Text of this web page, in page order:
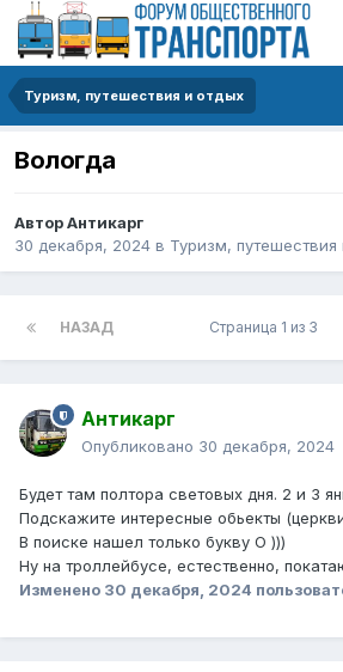
Туризм, путешествия и отдых
Вологда
АвторАнтикарг
30 декабря, 2024 в Туризм, путешествия
НАЗАД Страница 1 из 3
Антикарг
Опубликовано 30 декабря, 2024
Будет там полтора световых дня. 2 и 3
Подскажите интересные обьекты
В поиске нашел только букву О )))
Ну на троллейбусе, естественно,
Изменено 30 декабря, 2024